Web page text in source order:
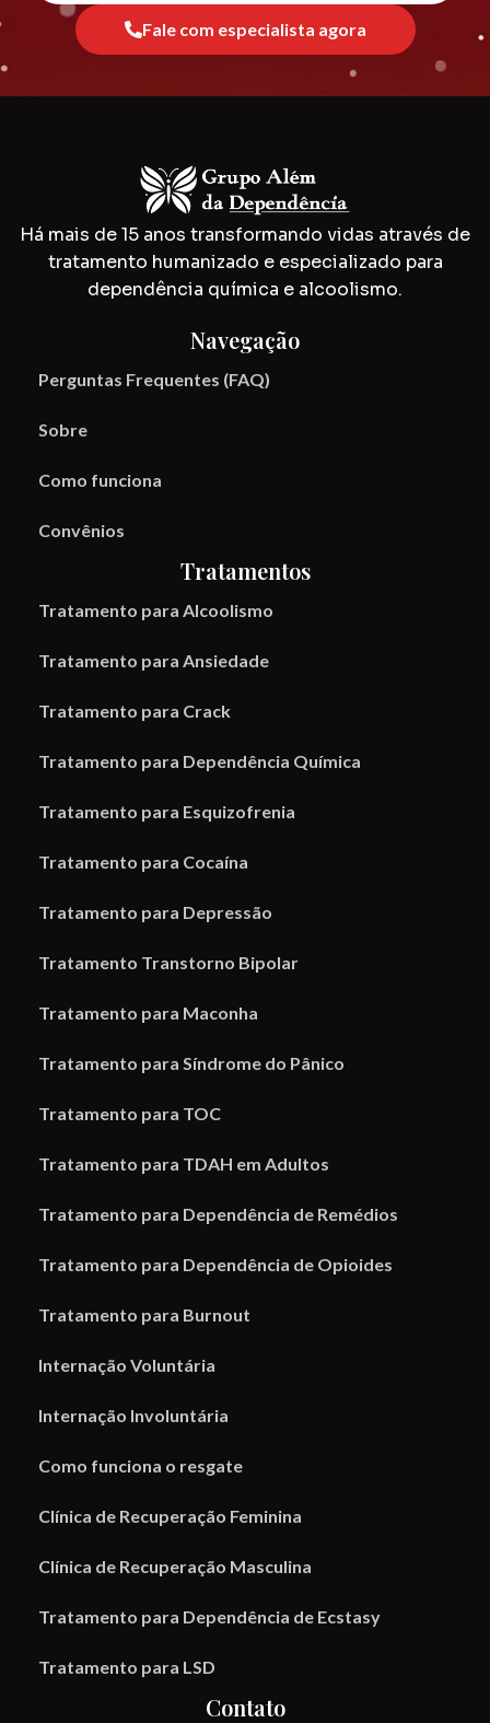
Fale com especialista agora
Há mais de 15 anos transformando vidas através de
tratamento humanizado e especializado para
dependência química e alcoolismo.
Navegação
Perguntas Frequentes (FAQ)
Sobre
Como funciona
Convênios
Tratamentos
Tratamento para Alcoolismo
Tratamento para Ansiedade
Tratamento para Crack
Tratamento para Dependência Química
Tratamento para Esquizofrenia
Tratamento para Cocaína
Tratamento para Depressão
Tratamento Transtorno Bipolar
Tratamento para Maconha
Tratamento para Síndrome do Pânico
Tratamento para TOC
Tratamento para TDAH em Adultos
Tratamento para Dependência de Remédios
Tratamento para Dependência de Opioides
Tratamento para Burnout
Internação Voluntária
Internação Involuntária
Como funciona o resgate
Clínica de Recuperação Feminina
Clínica de Recuperação Masculina
Tratamento para Dependência de Ecstasy
Tratamento para LSD
Contato